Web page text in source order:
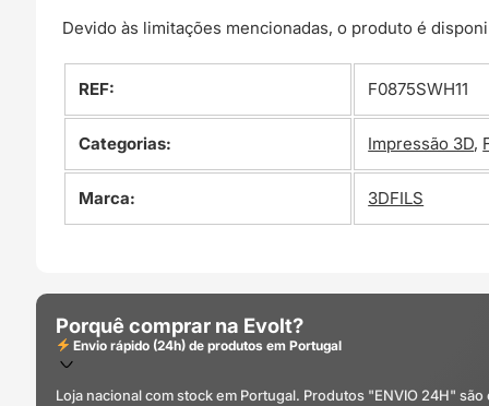
Devido às limitações mencionadas, o produto é
REF: F0875SWH11
Categorias: Impressão 3D,
Marca: 3DFILS
Porquê comprar na Evolt?
Envio rápido (24h) de produtos em Portugal
Loja nacional com stock em Portugal. Produtos "ENVIO 24H"